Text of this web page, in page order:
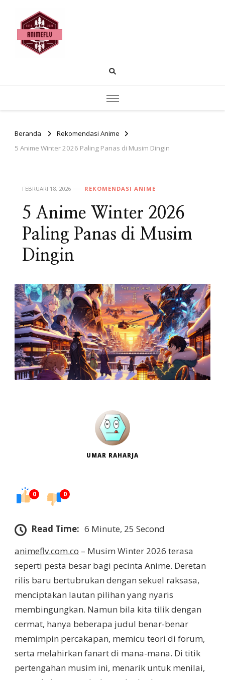
Populer Saat Ini
Beranda
Rekomendasi Anime
5 Anime Winter 2026 Paling Panas di Musim Dingin
FEBRUARI 18, 2026 REKOMENDASI ANIME
5 Anime Winter 2026
Paling Panas di Musim
Dingin
UMAR RAHARJA
0 0
Read Time: 6 Minute, 25 Second
animeflv.com.co – Musim Winter 2026 terasa
seperti pesta besar bagi pecinta Anime. Deretan
rilis baru bertubrukan dengan sekuel raksasa,
menciptakan lautan pilihan yang nyaris
membingungkan. Namun bila kita tilik dengan
cermat, hanya beberapa judul benar-benar
memimpin percakapan, memicu teori di forum,
serta melahirkan fanart di mana-mana. Di titik
pertengahan musim ini, menarik untuk menilai,